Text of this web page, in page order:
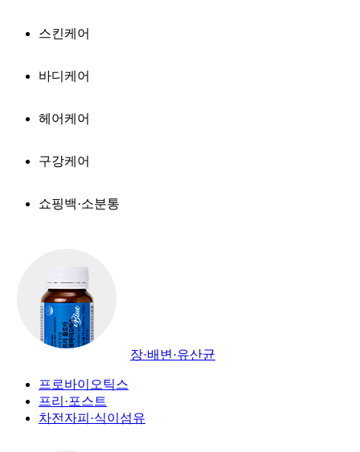
스킨케어
바디케어
헤어케어
구강케어
쇼핑백·소분통
장·배변·유산균
프로바이오틱스
프리·포스트
차전자피·식이섬유